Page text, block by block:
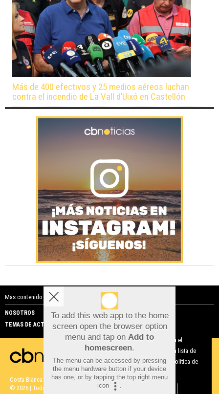
Más de 400 efectivos y 25 medios aéreos luchan
contra el incendio de La Vall d’Uixó en Castellón
Mas contenido de Costa Blanca Noticias:
NOSOTROS
PUBLICIDAD
TEMAS DE ACTUALIDAD
Costa Blanca Noticias |Términos de uso| Protección de datos
© 2026 | Todos los derechos reservados
To add this web app to the home
screen open the browser option
menu and tap on Add to
homescreen.
The menu can be accessed by pressing
the menu hardware button if your device
has one, or by tapping the top right menu
icon
.
Aviso sobre el Uso de cookies:
Utilizamos cookies nuestras y de terceros para el
funcionamiento del digital. Puedes consultar la lista de
cookies y como desconectarlas. Ver nuestra Política de
Privacidad y Cookies
Aceptar Cookies